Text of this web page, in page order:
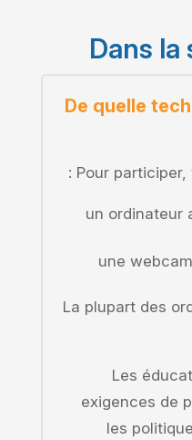
Dans la
De quelle
Pour participer,
un ordinateur
une
La plupart des
Les
exigences de
les